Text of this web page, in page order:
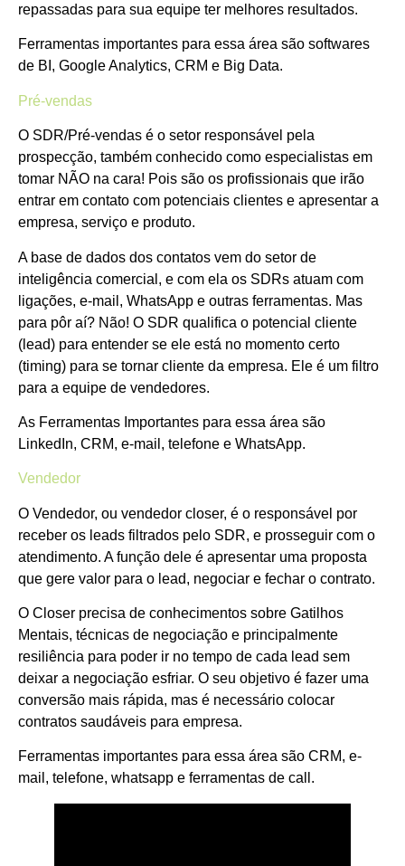
repassadas para sua equipe ter melhores resultados.
Ferramentas importantes para essa área são softwares
de BI, Google Analytics, CRM e Big Data.
Pré-vendas
O SDR/Pré-vendas é o setor responsável pela
prospecção, também conhecido como especialistas em
tomar NÃO na cara! Pois são os profissionais que irão
entrar em contato com potenciais clientes e apresentar a
empresa, serviço e produto.
A base de dados dos contatos vem do setor de
inteligência comercial, e com ela os SDRs atuam com
ligações, e-mail, WhatsApp e outras ferramentas. Mas
para pôr aí? Não! O SDR qualifica o potencial cliente
(lead) para entender se ele está no momento certo
(timing) para se tornar cliente da empresa. Ele é um filtro
para a equipe de vendedores.
As Ferramentas Importantes para essa área são
LinkedIn, CRM, e-mail, telefone e WhatsApp.
Vendedor
O Vendedor, ou vendedor closer, é o responsável por
receber os leads filtrados pelo SDR, e prosseguir com o
atendimento. A função dele é apresentar uma proposta
que gere valor para o lead, negociar e fechar o contrato.
O Closer precisa de conhecimentos sobre Gatilhos
Mentais, técnicas de negociação e principalmente
resiliência para poder ir no tempo de cada lead sem
deixar a negociação esfriar. O seu objetivo é fazer uma
conversão mais rápida, mas é necessário colocar
contratos saudáveis para empresa.
Ferramentas importantes para essa área são CRM, e-
mail, telefone, whatsapp e ferramentas de call.